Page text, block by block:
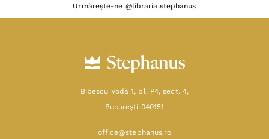
Urmărește-ne @libraria.stephanus
Bibescu Vodă 1, bl. P4, sect. 4,
Bucureşti 040151
office@stephanus.ro